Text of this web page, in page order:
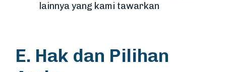
lainnya yang kami tawarkan
E. Hak dan Pilihan